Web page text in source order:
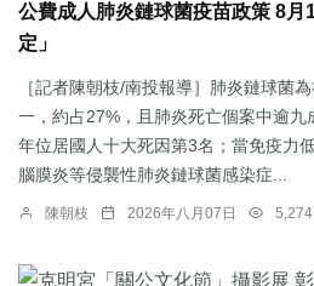
公費成人肺炎鏈球菌疫苗政策 8月
定」
［記者陳朝枝/南投報導］肺炎鏈球菌
一，約占27%，且肺炎死亡個案中逾
年位居國人十大死因第3名；當免疫力
腦膜炎等侵襲性肺炎鏈球菌感染症...
陳朝枝 2026年八月07日